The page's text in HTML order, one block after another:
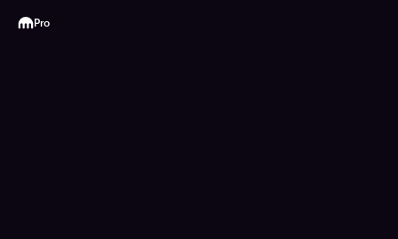
Kraken
Pro